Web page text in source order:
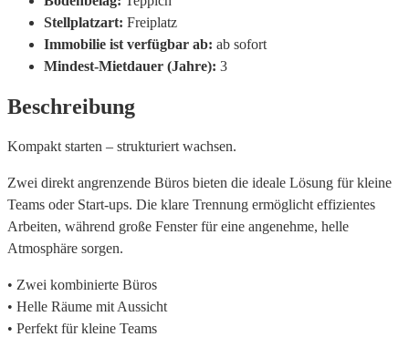
Stellplatzart: Freiplatz
Immobilie ist verfügbar ab: ab sofort
Mindest-Mietdauer (Jahre): 3
Beschreibung
Kompakt starten – strukturiert wachsen.
Zwei direkt angrenzende Büros bieten die ideale Lösung für kleine
Teams oder Start-ups. Die klare Trennung ermöglicht effizientes
Arbeiten, während große Fenster für eine angenehme, helle
Atmosphäre sorgen.
• Zwei kombinierte Büros
• Helle Räume mit Aussicht
• Perfekt für kleine Teams